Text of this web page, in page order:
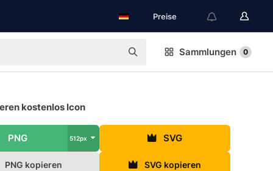
Preise
Sammlungen 0
kostenlos Icon
PNG 512px SVG
PNG kopieren SVG kopieren